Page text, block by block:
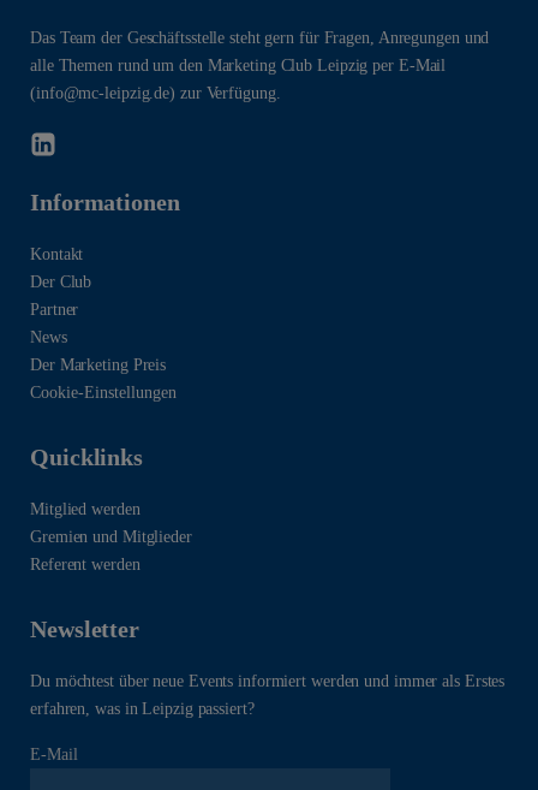
Das Team der Geschäftsstelle steht gern für Fragen, Anregungen und
alle Themen rund um den Marketing Club Leipzig per E-Mail
(info@mc-leipzig.de) zur Verfügung.
Informationen
Kontakt
Der Club
Partner
News
Der Marketing Preis
Cookie-Einstellungen
Quicklinks
Mitglied werden
Gremien und Mitglieder
Referent werden
Newsletter
Du möchtest über neue Events informiert werden und immer als Erstes
erfahren, was in Leipzig passiert?
E-Mail